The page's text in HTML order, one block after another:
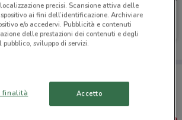
1.7 km
Conad
Scade martedì
le migliori offerte dei negozi vicino a te,
e creare la tua lista del risparmio, comodamente
precisi. Scansione attiva delle
ai fini dell’identificazione. Archiviare
e/o accedervi. Pubblicità e contenuti
delle prestazioni dei contenuti e degli
sviluppo di servizi.
finalità Accetto